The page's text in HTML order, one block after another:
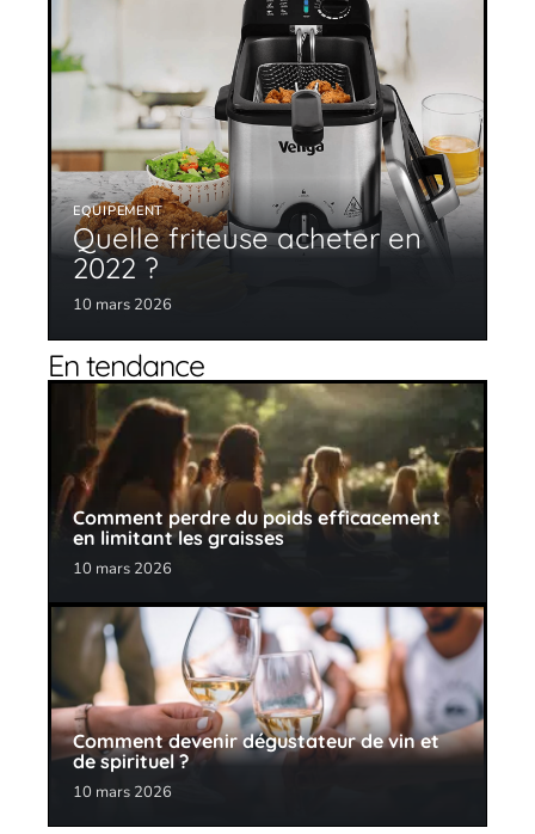
EQUIPEMENT
Quelle friteuse acheter en
2022 ?
10 mars 2026
En tendance
Comment perdre du poids efficacement
en limitant les graisses
10 mars 2026
Comment devenir dégustateur de vin et
de spirituel ?
10 mars 2026